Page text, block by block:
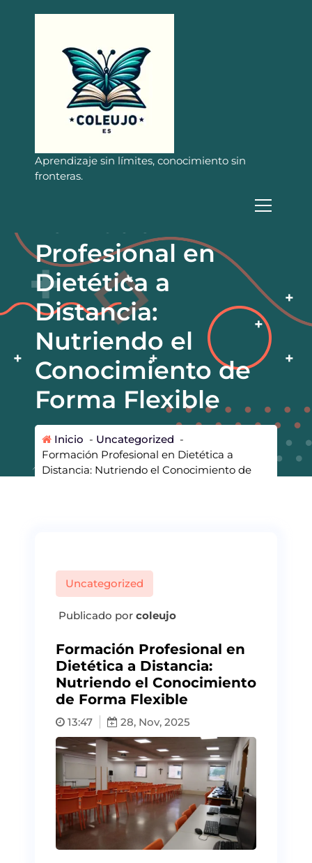
Aprendizaje sin límites, conocimiento sin
fronteras.
Profesional en
Dietética a
Distancia:
Nutriendo el
Conocimiento de
Forma Flexible
Inicio - Uncategorized -
Formación Profesional en Dietética a
Distancia: Nutriendo el Conocimiento de
Uncategorized
Publicado por coleujo
Formación Profesional en
Dietética a Distancia:
Nutriendo el Conocimiento
de Forma Flexible
13:47 28, Nov, 2025